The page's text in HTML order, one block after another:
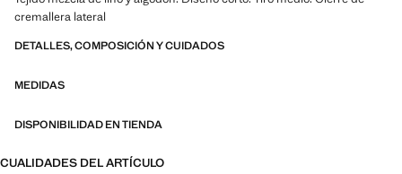
cremallera lateral
DETALLES, COMPOSICIÓN Y CUIDADOS
MEDIDAS
DISPONIBILIDAD EN TIENDA
CUALIDADES DEL ARTÍCULO